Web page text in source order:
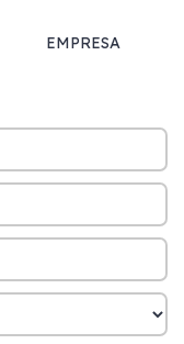
EMPRESA